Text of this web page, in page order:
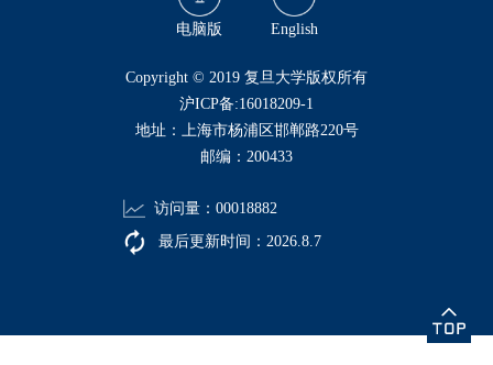
电脑版 English
​Copyright © 2019 复旦大学版权所有
沪ICP备:16018209-1
地址：上海市杨浦区邯郸路220号
邮编：200433
访问量： 00018882
最后更新时间： 2026 8 7